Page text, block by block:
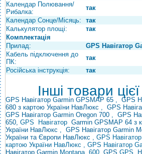
Календар Полювання/
Рибалка:
так
Календар Сонце/Місяць:
так
Калькулятор площі:
так
Комплектація
Прилад:
GPS Навігатор
Кабель підключення до
ПК:
так
Російська інструкція:
так
Інші товари
GPS Навігатор Garmin GPSMAP 65 , GPS
680 з картою України НавЛюкс , GPS
GPS Навігатор Garmin Oregon 700 , GPS
650, GPS Навігатор Garmin GPSMAP 64 з
України НавЛюкс , GPS Навігатор Garmin
України та Європи НавЛюкс , GPS
картою України НавЛюкс , GPS Навігатор
Навігатор Garmin Montana 600 GPS GPS